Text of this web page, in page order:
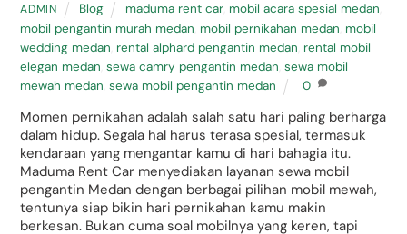
ADMIN Blog maduma rent car, mobil acara spesial medan
mobil pengantin murah medan mobil pernikahan medan mobil
wedding medan rental alphard pengantin medan rental mobil
elegan medan ,sewa camry pengantin medan ,sewa mobil
mewah medan ,sewa mobil pengantin medan 0
Momen pernikahan adalah salah satu hari paling berharga
dalam hidup. Segala hal harus terasa spesial, termasuk
kendaraan yang mengantar kamu di hari bahagia itu.
Maduma Rent Car menyediakan layanan sewa mobil
pengantin Medan dengan berbagai pilihan mobil mewah,
tentunya siap bikin hari pernikahan kamu makin
berkesan. Bukan cuma soal mobilnya yang keren, tapi